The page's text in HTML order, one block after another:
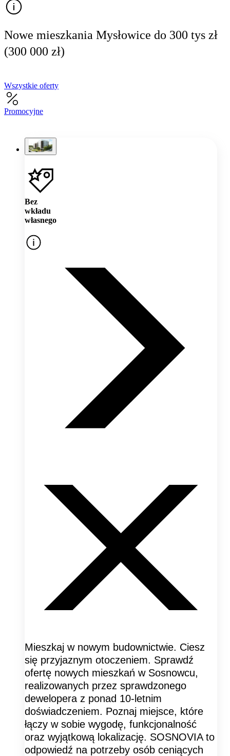
Nowe mieszkania Mysłowice do 300 tys zł
(300 000 zł)
Wszystkie oferty
Promocyjne
Bez
wkładu
własnego
Mieszkaj w nowym budownictwie. Ciesz
się przyjaznym otoczeniem. Sprawdź
ofertę nowych mieszkań w Sosnowcu,
realizowanych przez sprawdzonego
dewelopera z ponad 10-letnim
doświadczeniem. Poznaj miejsce, które
łączy w sobie wygodę, funkcjonalność
oraz wyjątkową lokalizację. SOSNOVIA to
odpowiedź na potrzeby osób ceniących